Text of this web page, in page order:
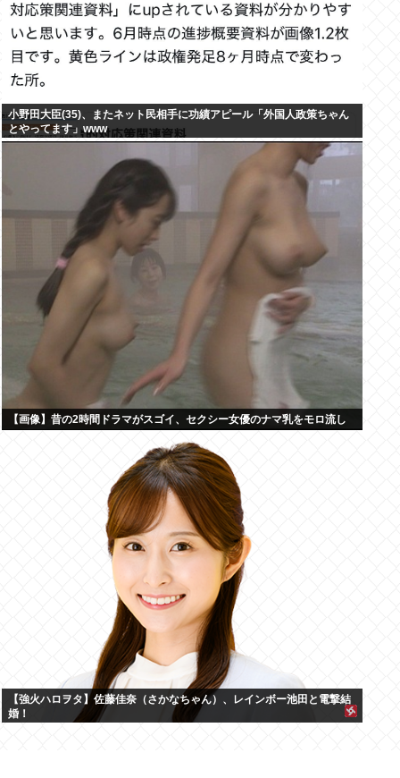
小野田大臣(35)、またネット民相手に功績アピール「外国人政策ちゃん
とやってます」www
【画像】昔の2時間ドラマがスゴイ、セクシー女優のナマ乳をモロ流し
【強火ハロヲタ】佐藤佳奈（さかなちゃん）、レインボー池田と電撃結
婚！